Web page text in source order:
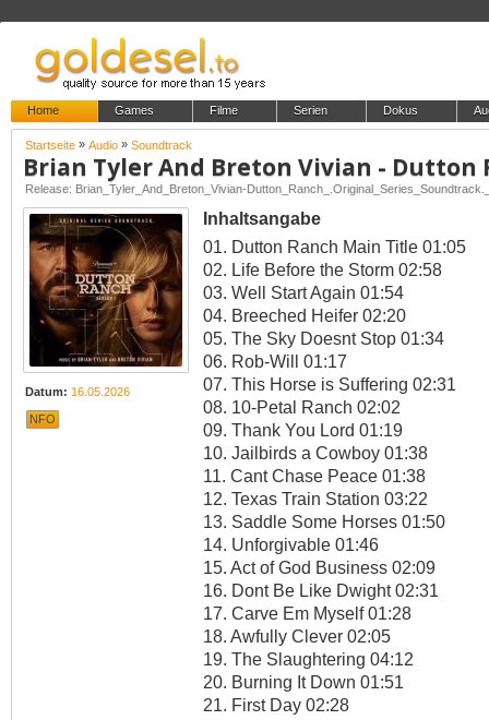
Home Games Filme Serien Dokus
Startseite » Audio » Soundtrack
Datum: 16.05.2026
NFO
Inhaltsangabe
01. Dutton Ranch Main Title 01:05
02. Life Before the Storm 02:58
03. Well Start Again 01:54
04. Breeched Heifer 02:20
05. The Sky Doesnt Stop 01:34
06. Rob-Will 01:17
07. This Horse is Suffering 02:31
08. 10-Petal Ranch 02:02
09. Thank You Lord 01:19
10. Jailbirds a Cowboy 01:38
11. Cant Chase Peace 01:38
12. Texas Train Station 03:22
13. Saddle Some Horses 01:50
14. Unforgivable 01:46
15. Act of God Business 02:09
16. Dont Be Like Dwight 02:31
17. Carve Em Myself 01:28
18. Awfully Clever 02:05
19. The Slaughtering 04:12
20. Burning It Down 01:51
21. First Day 02:28